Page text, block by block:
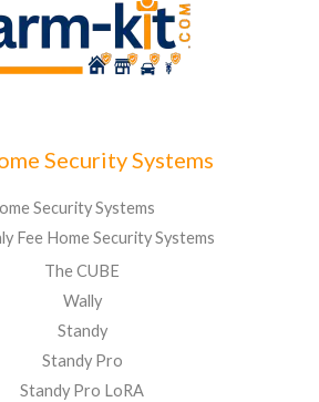
Security Systems
Security Systems
Fee Home Security Systems
The CUBE
Wally
Standy
Standy Pro
Standy Pro LoRA